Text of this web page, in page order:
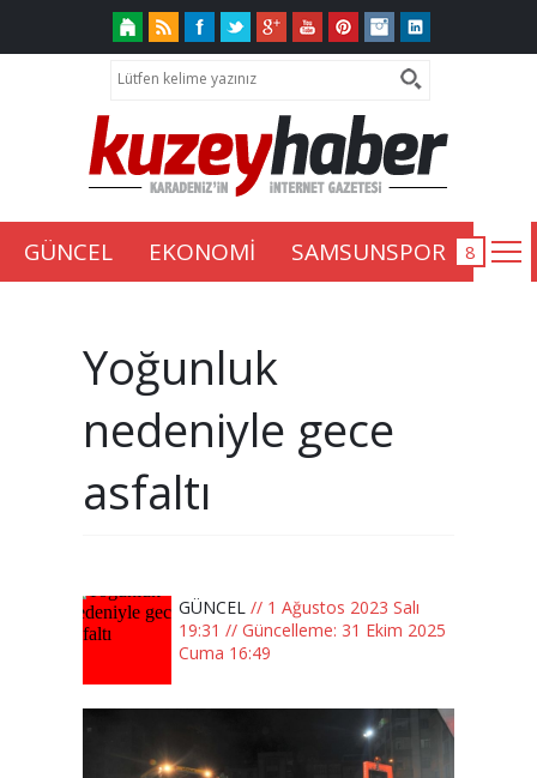
GÜNCEL EKONOMİ SAMSUNSPOR
Yoğunluk
nedeniyle gece
asfaltı
GÜNCEL // 1 Ağustos 2023 Salı
19:31 // Güncelleme: 31 Ekim 2025
Cuma 16:49